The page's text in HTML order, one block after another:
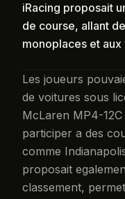
iRacing proposait
de course, allant
monoplaces et
Les joueurs
de voitures sous
McLaren MP4-
participer a des
comme
proposait
classement,